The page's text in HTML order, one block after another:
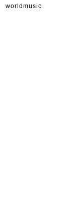
worldmusic